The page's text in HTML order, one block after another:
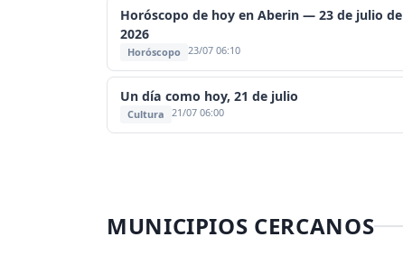
Horóscopo de hoy en Aberin — 23 de julio de
2026
Horóscopo 23/07 06:10
Un día como hoy, 21 de julio
Cultura 21/07 06:00
MUNICIPIOS CERCANOS